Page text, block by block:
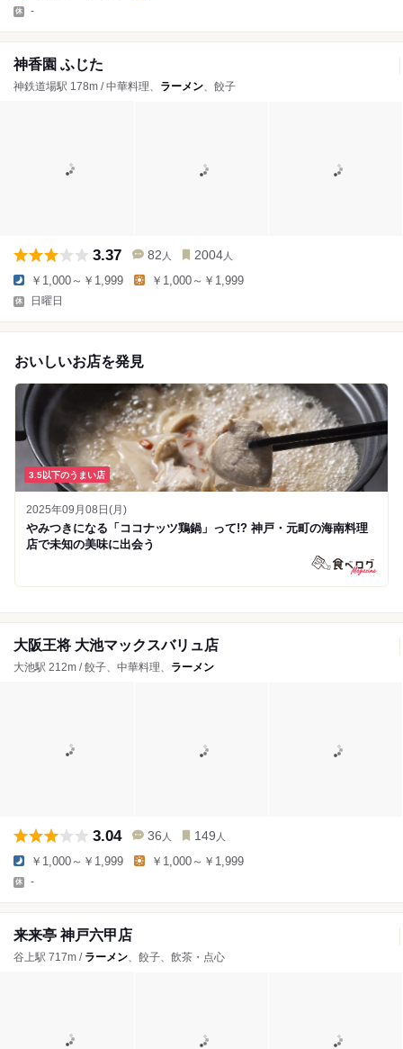
-
神香園 ふじた
神鉄道場駅 178m / 中華料理、 ラーメン、餃子
3.37 82 人 2004 人
￥1,000～￥1,999 ￥1,000～￥1,999
日曜日
おいしいお店を発見
3.5以下のうまい店
2025年09月08日(月)
やみつきになる「ココナッツ鶏鍋」って!? 神戸・元町の海南料理
店で未知の美味に出会う
大阪王将 大池マックスバリュ店
大池駅 212m / 餃子、中華料理、 ラーメン
3.04 36 人 149 人
￥1,000～￥1,999 ￥1,000～￥1,999
-
来来亭 神戸六甲店
谷上駅 717m / ラーメン、餃子、飲茶・点心